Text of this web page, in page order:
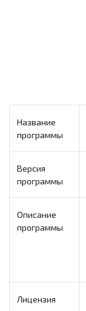
Название
программы
Версия
программы
Описание
программы
Лицензия